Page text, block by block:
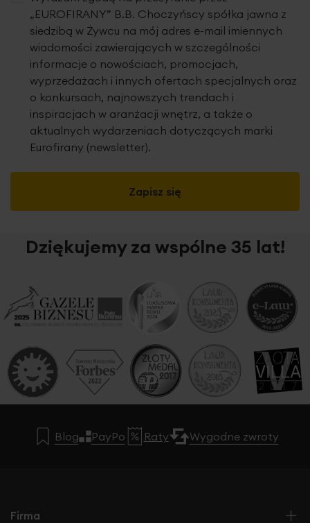
Zapisz się
„EUROFIRANY” B.B. Choczyńscy spółka jawna z
siedzibą w Żywcu na mój adres e-mail imiennych
wiadomości zawierających w szczególności
informacje o nowościach, promocjach,
wyprzedażach i innych ofertach specjalnych oraz
o konkursach, najnowszych trendach i
inspiracjach w aranżacji wnętrz, a także o
aktualnych wydarzeniach dotyczących marki
Eurofirany (newsletter).
Dziękujemy za wspólne 35 lat!
Blog PayPo Raty Wygodne zwroty
Firma